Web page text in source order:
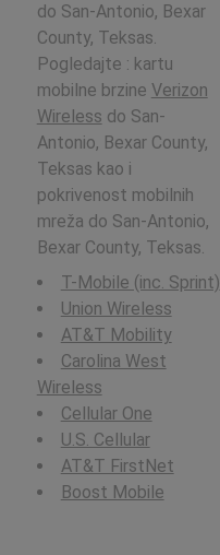
do San-Antonio, Bexar
County, Teksas.
Pogledajte : kartu
mobilne brzine Verizon
Wireless do San-
Antonio, Bexar County,
Teksas kao i
pokrivenost mobilnih
mreža do San-Antonio,
Bexar County, Teksas.
T-Mobile (inc. Sprint)
Union Wireless
AT&T Mobility
Carolina West
Wireless
Cellular One
U.S. Cellular
AT&T FirstNet
Boost Mobile